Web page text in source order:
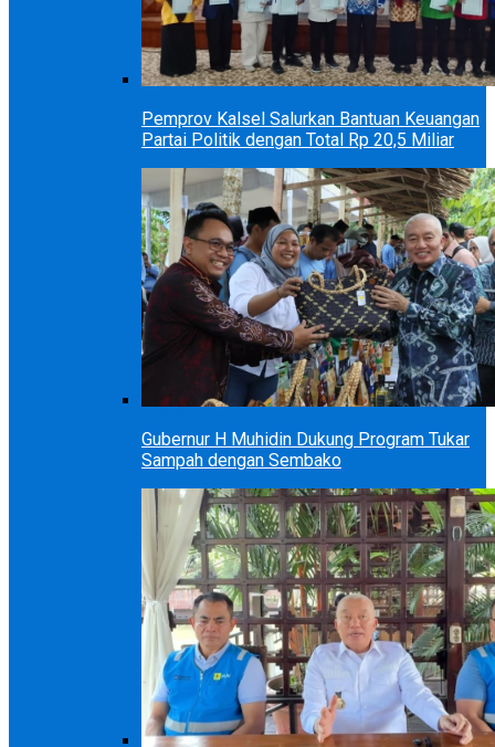
Pemprov Kalsel Salurkan Bantuan Keuangan
Partai Politik dengan Total Rp 20,5 Miliar
Gubernur H Muhidin Dukung Program Tukar
Sampah dengan Sembako